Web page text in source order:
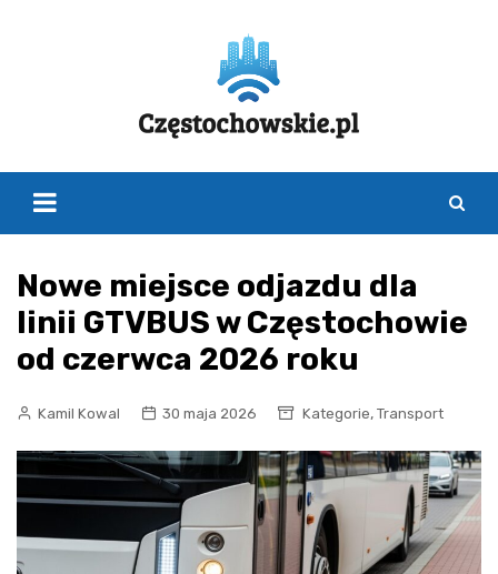
Nowe miejsce odjazdu dla
linii GTVBUS w Częstochowie
od czerwca 2026 roku
Kamil Kowal 30 maja 2026 Kategorie, Transport